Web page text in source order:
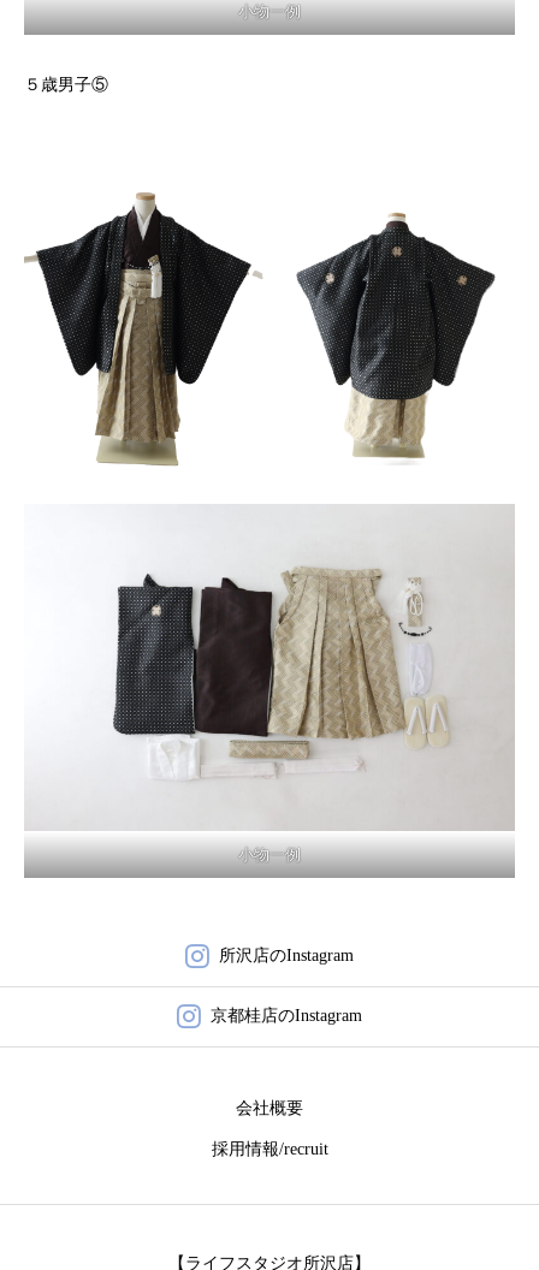
小物一例
５歳男子⑤
小物一例
所沢店のInstagram
京都桂店のInstagram
会社概要
採用情報/recruit
【ライフスタジオ所沢店】